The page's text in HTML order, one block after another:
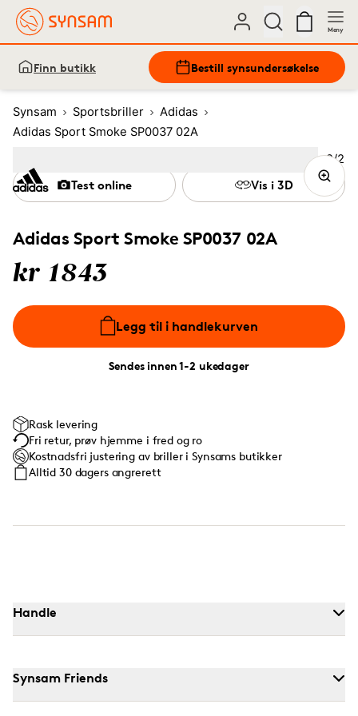
Meny
Finn butikk Bestill synsundersøkelse
Synsam Sportsbriller
Adidas
Adidas Sport Smoke SP0037 02A
Adidas Sport Smoke SP0037 02A
kr 1843
Legg til i handlekurven
Sendes innen 1-2 ukedager
Test online Vis i 3D
Rask levering
Fri retur, prøv hjemme i fred og ro
Kostnadsfri justering av briller i Synsams butikker
Alltid 30 dagers angrerett
Bilde
2/2
(Current image)
Handle
Synsam Friends